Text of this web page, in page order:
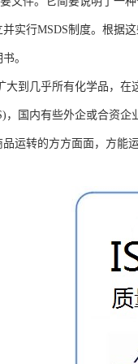
实行MSDS制度。根据
。
大到几乎所有化学品，
国内有些外企或合资企
运转的方方面面，方能